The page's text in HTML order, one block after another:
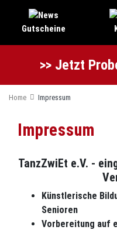
Gutscheine
>> Jetzt
Home Impressum
Impressum
TanzZwiEt e.V. -
Künstlerische
Senioren
Vorbereitung auf